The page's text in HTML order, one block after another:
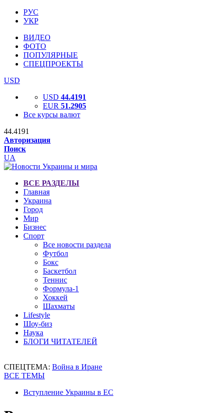
РУС
УКР
ВИДЕО
ФОТО
ПОПУЛЯРНЫЕ
СПЕЦПРОЕКТЫ
USD
USD 44.4191
EUR 51.2905
Все курсы валют
44.4191
Авторизация
Поиск
UA
ВСЕ РАЗДЕЛЫ
Главная
Украина
Город
Мир
Бизнес
Спорт
Все новости раздела
Футбол
Бокс
Баскетбол
Теннис
Формула-1
Хоккей
Шахматы
Lifestyle
Шоу-биз
Наука
БЛОГИ ЧИТАТЕЛЕЙ
СПЕЦТЕМА: Война в Иране
ВСЕ ТЕМЫ
Вступление Украины в ЕС